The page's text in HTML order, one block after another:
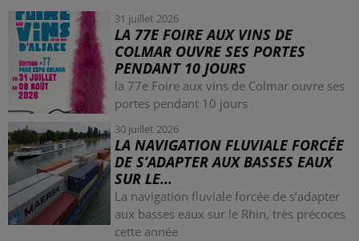
31 juillet 2026
LA 77E FOIRE AUX VINS DE
COLMAR OUVRE SES PORTES
PENDANT 10 JOURS
la 77e Foire aux vins de Colmar ouvre ses
portes pendant 10 jours
30 juillet 2026
LA NAVIGATION FLUVIALE FORCÉE
DE S’ADAPTER AUX BASSES EAUX
SUR LE...
La navigation fluviale forcée de s’adapter
aux basses eaux sur le Rhin, très précoces
cette année